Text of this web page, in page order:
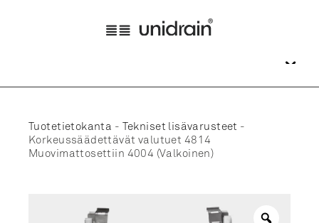
Tuotetietokanta - Tekniset lisävarusteet -
Korkeussäädettävät valutuet 4814
Muovimattosettiin 4004 (Valkoinen)